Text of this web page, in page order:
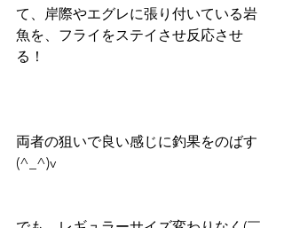
て、岸際やエグレに張り付いている岩
魚を、フライをステイさせ反応させ
る！
両者の狙いで良い感じに釣果をのばす
(^_^)v